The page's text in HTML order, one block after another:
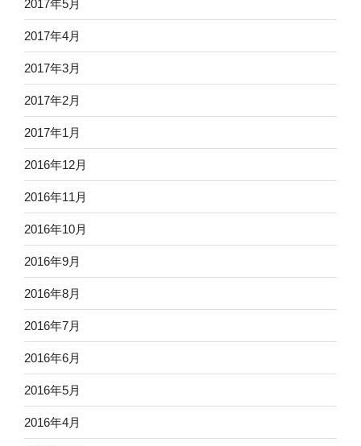
2017年5月
2017年4月
2017年3月
2017年2月
2017年1月
2016年12月
2016年11月
2016年10月
2016年9月
2016年8月
2016年7月
2016年6月
2016年5月
2016年4月